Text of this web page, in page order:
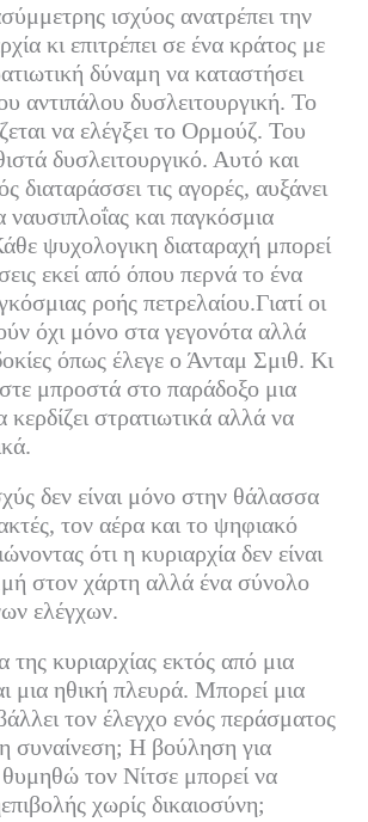
ισχύος ανατρέπει την
κι επιτρέπει σε ένα κράτος με
δύναμη να καταστήσει
αντιπάλου δυσλειτουργική. Το
να ελέγξει το Ορμούζ. Του
δυσλειτουργικό. Αυτό και
διαταράσσει τις αγορές, αυξάνει
και παγκόσμια
ψυχολογικη διαταραχή μπορεί
εκεί από όπου περνά το ένα
ροής πετρελαίου.Γιατί οι
όχι μόνο στα γεγονότα αλλά
όπως έλεγε ο Άνταμ Σμιθ. Κι
μπροστά στο παράδοξο μια
στρατιωτικά αλλά να
δεν είναι μόνο στην θάλασσα
τον αέρα και το ψηφιακό
ότι η κυριαρχία δεν είναι
στον χάρτη αλλά ένα σύνολο
ελέγχων.
της κυριαρχίας εκτός από μια
μια ηθική πλευρά. Μπορεί μια
τον έλεγχο ενός περάσματος
συναίνεση; Η βούληση για
τον Νίτσε μπορεί να
χωρίς δικαιοσύνη;